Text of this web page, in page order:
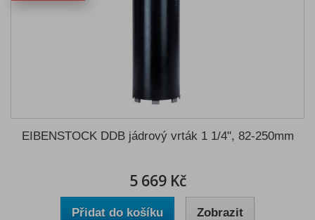
EIBENSTOCK DDB jádrový vrták 1 1/4", 82-250mm
5 669 Kč
Přidat do košíku Zobrazit